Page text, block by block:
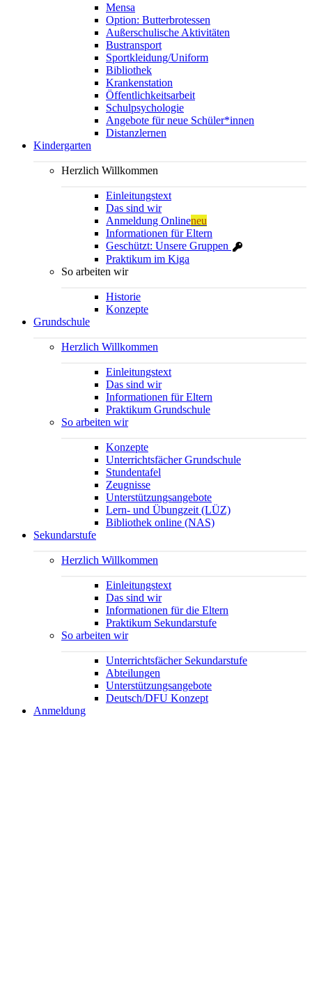
Mensa
Option: Butterbrotessen
Außerschulische Aktivitäten
Bustransport
Sportkleidung/Uniform
Bibliothek
Krankenstation
Öffentlichkeitsarbeit
Schulpsychologie
Angebote für neue Schüler*innen
Distanzlernen
Kindergarten
Herzlich Willkommen
Einleitungstext
Das sind wir
Anmeldung Onlineneu
Informationen für Eltern
Geschützt: Unsere Gruppen
Praktikum im Kiga
So arbeiten wir
Historie
Konzepte
Grundschule
Herzlich Willkommen
Einleitungstext
Das sind wir
Informationen für Eltern
Praktikum Grundschule
So arbeiten wir
Konzepte
Unterrichtsfächer Grundschule
Stundentafel
Zeugnisse
Unterstützungsangebote
Lern- und Übungzeit (LÜZ)
Bibliothek online (NAS)
Sekundarstufe
Herzlich Willkommen
Einleitungstext
Das sind wir
Informationen für die Eltern
Praktikum Sekundarstufe
So arbeiten wir
Unterrichtsfächer Sekundarstufe
Abteilungen
Unterstützungsangebote
Deutsch/DFU Konzept
Anmeldung